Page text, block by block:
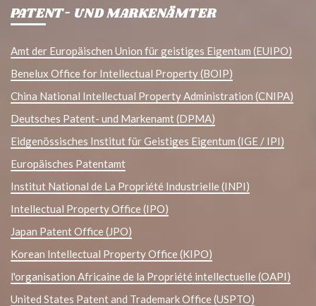
PATENT- UND MARKENÄMTER
Amt der Europäischen Union für geistiges Eigentum (EUIPO)
Benelux Office for Intellectual Property (BOIP)
China National Intellectual Property Administration (CNIPA)
Deutsches Patent- und Markenamt (DPMA)
Eidgenössisches Institut für Geistiges Eigentum (IGE / IPI)
Europäisches Patentamt
Institut National de La Propriété Industrielle (INPI)
Intellectual Property Office (IPO)
Japan Patent Office (JPO)
Korean Intellectual Property Office (KIPO)
l'organisation Africaine de la Propriété intellectuelle (OAPI)
United States Patent and Trademark Office (USPTO)